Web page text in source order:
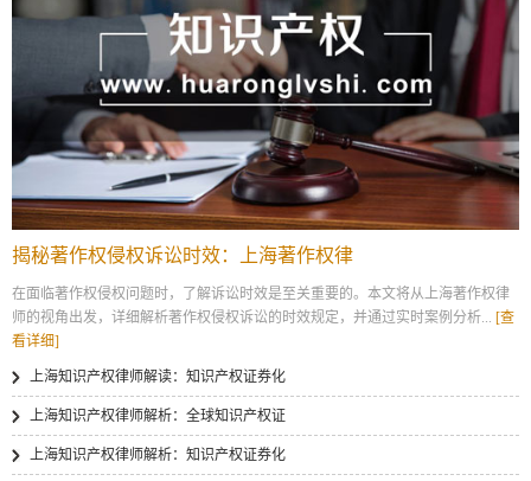
揭秘著作权侵权诉讼时效：上海著作权律
在面临著作权侵权问题时，了解诉讼时效是至关重要的。本文将从上海著作权律
师的视角出发，详细解析著作权侵权诉讼的时效规定，并通过实时案例分析... [查
看详细]
上海知识产权律师解读：知识产权证券化
上海知识产权律师解析：全球知识产权证
上海知识产权律师解析：知识产权证券化